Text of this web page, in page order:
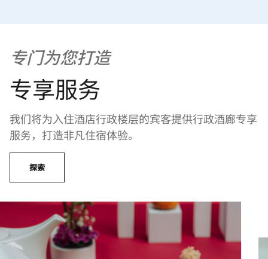
专门为您打造
专享服务
我们将为入住酒店行政楼层的宾客提供行政酒廊专享
服务，打造非凡住宿体验。
探索